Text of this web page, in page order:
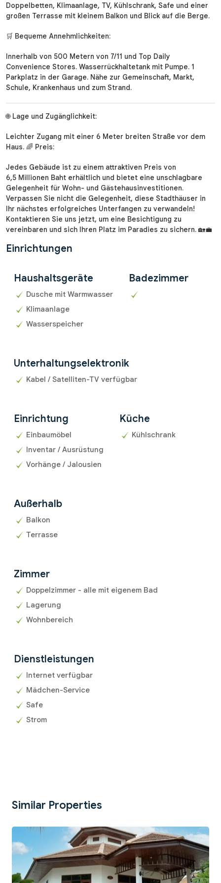
Doppelbetten, Klimaanlage, TV, Kühlschrank, Safe und einer
großen Terrasse mit kleinem Balkon und Blick auf die Berge.
🛒 Bequeme Annehmlichkeiten:
Innerhalb von 500 Metern von 7/11 und Top Daily
Convenience Stores. Wasserrückhaltetank mit Pumpe. 1
Parkplatz in der Garage. Nähe zur Gemeinschaft, Markt,
Schule, Krankenhaus und zum Strand.
🌐 Lage und Zugänglichkeit:
Leichter Zugang mit einer 6 Meter breiten Straße vor dem
Haus. 🌈 Preis:
Jedes Gebäude ist zu einem attraktiven Preis von
6,5 Millionen Baht erhältlich und bietet eine unschlagbare
Gelegenheit für Wohn- und Gästehausinvestitionen.
Verpassen Sie nicht die Gelegenheit, diese Stadthäuser in
Ihr nächstes erfolgreiches Unterfangen zu verwandeln!
Kontaktieren Sie uns jetzt, um eine Besichtigung zu
vereinbaren und sich Ihren Platz im Paradies zu sichern. 🏡💼
Einrichtungen
Haushaltsgeräte
Dusche mit Warmwasser
Klimaanlage
Wasserspeicher
Badezimmer
Unterhaltungselektronik
Kabel / Satelliten-TV verfügbar
Einrichtung
Einbaumöbel
Inventar / Ausrüstung
Vorhänge / Jalousien
Küche
Kühlschrank
Außerhalb
Balkon
Terrasse
Zimmer
Doppelzimmer - alle mit eigenem Bad
Lagerung
Wohnbereich
Dienstleistungen
Internet verfügbar
Mädchen-Service
Safe
Strom
Similar Properties